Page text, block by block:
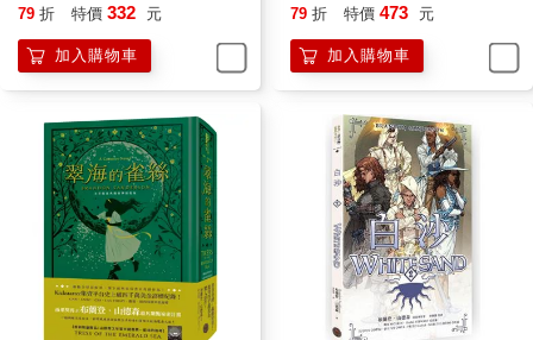
藏書票．御沙而行」，邪惡
部圖像小說全彩精緻完整
79 折 特價 332 元
加入購物車
幻天才大神超凡驚豔震撼全
79 折 特價 473 元
加入購物車